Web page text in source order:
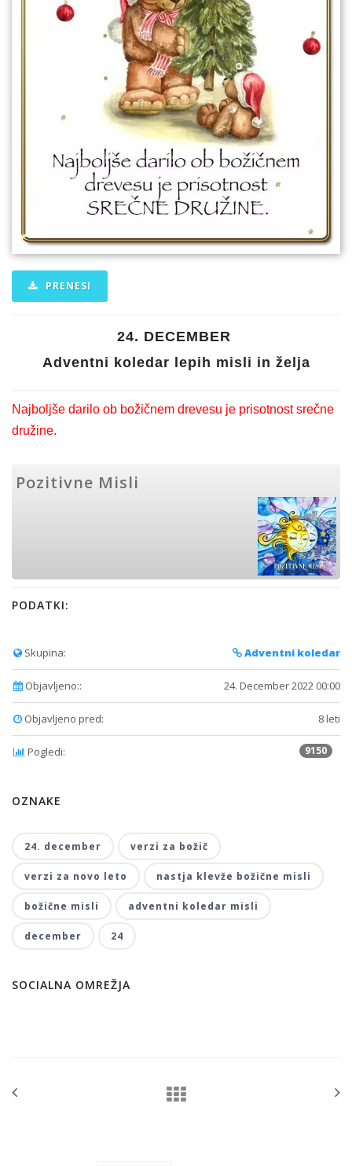
PRENESI
24. DECEMBER
Adventni koledar lepih misli in želja
Najboljše darilo ob božičnem drevesu je prisotnost srečne
družine.
Pozitivne Misli
PODATKI:
Skupina: Adventni koledar
Objavljeno:: 24. December 2022 00:00
Objavljeno pred: 8 leti
Pogledi: 9150
OZNAKE
24. december verzi za božič
verzi za novo leto nastja klevže božične misli
božične misli adventni koledar misli
december 24
SOCIALNA OMREŽJA